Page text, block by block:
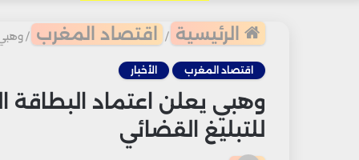
الرئيسية / اقتصاد المغرب /
اقتصاد المغرب الأخبار
وهبي يعلن اعتماد
للتبليغ القضائي